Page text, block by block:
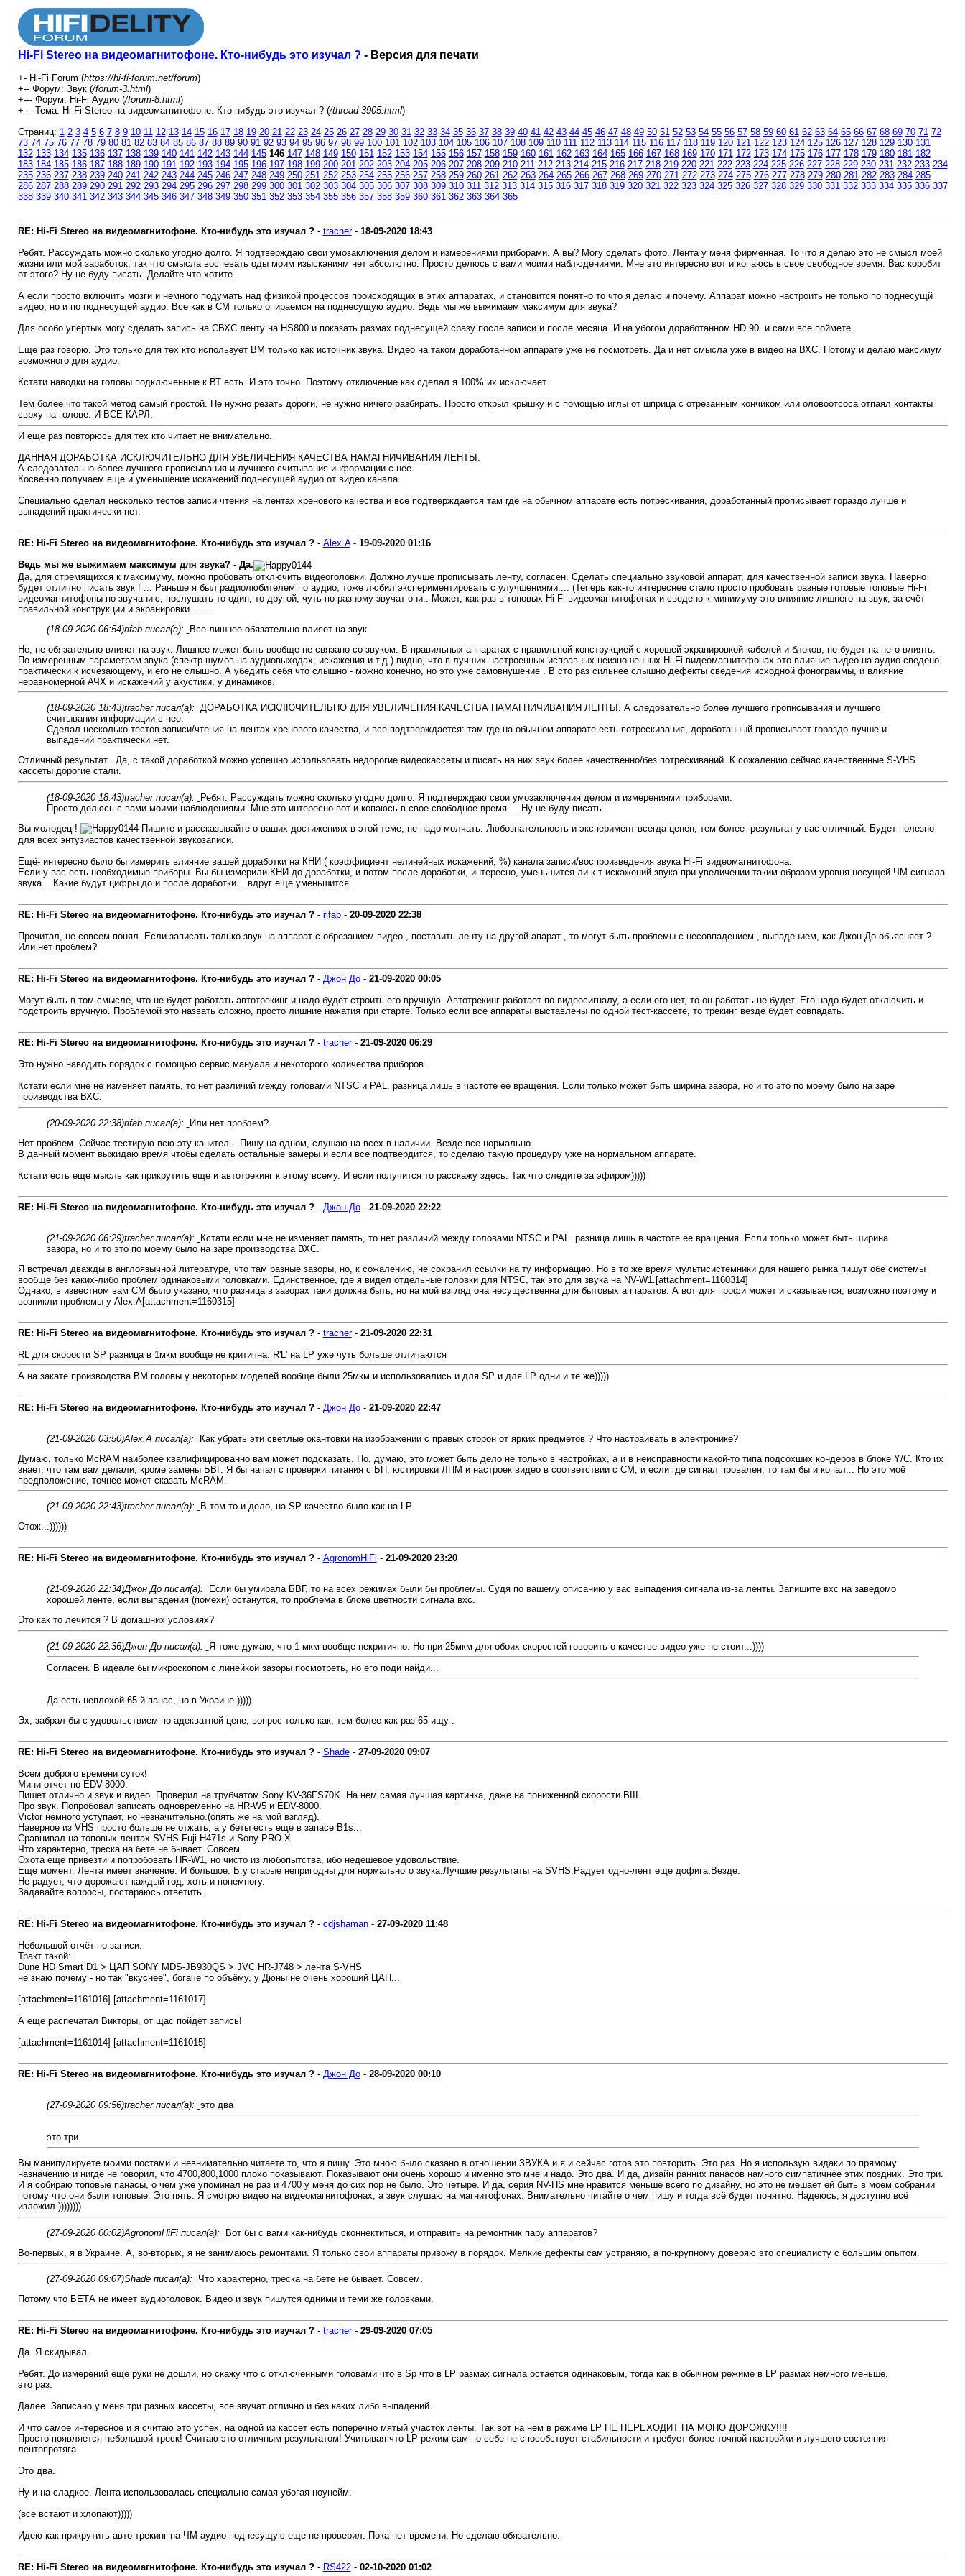
Hi-Fi Stereo на видеомагнитофоне. Кто-нибудь это изучал ? - Версия для печати
+- Hi-Fi Forum (https://hi-fi-forum.net/forum)
+-- Форум: Звук (/forum-3.html)
+--- Форум: Hi-Fi Аудио (/forum-8.html)
+--- Тема: Hi-Fi Stereo на видеомагнитофоне. Кто-нибудь это изучал ? (/thread-3905.html)
Страниц: 1 2 3 4 5 6 7 8 9 10 11 12 13 14 15 16 17 18 19 20 21 22 23 24 25 26 27 28 29 30 31 32 33 34 35 36 37 38 39 40 41 42 43 44 45 46 47 48 49 50 51 52 53 54 55 56 57 58 59 60 61 62 63 64 65 66 67 68 69 70 71 72
73 74 75 76 77 78 79 80 81 82 83 84 85 86 87 88 89 90 91 92 93 94 95 96 97 98 99 100 101 102 103 104 105 106 107 108 109 110 111 112 113 114 115 116 117 118 119 120 121 122 123 124 125 126 127 128 129 130 131
132 133 134 135 136 137 138 139 140 141 142 143 144 145 146 147 148 149 150 151 152 153 154 155 156 157 158 159 160 161 162 163 164 165 166 167 168 169 170 171 172 173 174 175 176 177 178 179 180 181 182
183 184 185 186 187 188 189 190 191 192 193 194 195 196 197 198 199 200 201 202 203 204 205 206 207 208 209 210 211 212 213 214 215 216 217 218 219 220 221 222 223 224 225 226 227 228 229 230 231 232 233 234
235 236 237 238 239 240 241 242 243 244 245 246 247 248 249 250 251 252 253 254 255 256 257 258 259 260 261 262 263 264 265 266 267 268 269 270 271 272 273 274 275 276 277 278 279 280 281 282 283 284 285
286 287 288 289 290 291 292 293 294 295 296 297 298 299 300 301 302 303 304 305 306 307 308 309 310 311 312 313 314 315 316 317 318 319 320 321 322 323 324 325 326 327 328 329 330 331 332 333 334 335 336 337
338 339 340 341 342 343 344 345 346 347 348 349 350 351 352 353 354 355 356 357 358 359 360 361 362 363 364 365
RE: Hi-Fi Stereo на видеомагнитофоне. Кто-нибудь это изучал ?- tracher- 18-09-2020 18:43
Ребят. Рассуждать можно сколько угодно долго. Я подтверждаю свои умозаключения делом и измерениями приборами. А вы? Могу сделать фото. Лента у меня фирменная. То что я делаю это не смысл моей
жизни или мой заработок, так что смысла воспевать оды моим изысканиям нет абсолютно. Просто делюсь с вами моими наблюдениями. Мне это интересно вот и копаюсь в свое свободное время. Вас коробит
от этого? Ну не буду писать. Делайте что хотите.
А если просто включить мозги и немного подумать над физикой процессов происходящих в этих аппаратах, и становится понятно то что я делаю и почему. Аппарат можно настроить не только по поднесущй
видео, но и по поднесущей аудио. Все как в СМ только опираемся на поднесущую аудио. Ведь мы же выжимаем максимум для звука?
Для особо упертых могу сделать запись на СВХС ленту на HS800 и показать размах поднесущей сразу после записи и после месяца. И на убогом доработанном HD 90. и сами все поймете.
Еще раз говорю. Это только для тех кто использует ВМ только как источник звука. Видео на таком доработанном аппарате уже не посмотреть. Да и нет смысла уже в видео на ВХС. Потому и делаю максимум
возможного для аудио.
Кстати наводки на головы подключенные к ВТ есть. И это точно. Поэтому отключение как сделал я 100% их исключает.
Тем более что такой метод самый простой. Не нужно резать дороги, не нужно ничего разбирать. Просто открыл крышку и с помощью иглы от шприца с отрезанным кончиком или оловоотсоса отпаял контакты
сврху на голове. И ВСЕ КАРЛ.
И еще раз повторюсь для тех кто читает не внимательно.
ДАННАЯ ДОРАБОТКА ИСКЛЮЧИТЕЛЬНО ДЛЯ УВЕЛИЧЕНИЯ КАЧЕСТВА НАМАГНИЧИВАНИЯ ЛЕНТЫ.
А следовательно более лучшего прописывания и лучшего считывания информации с нее.
Косвенно получаем еще и уменьшение искажений поднесущей аудио от видео канала.
Специально сделал несколько тестов записи чтения на лентах хренового качества и все подтверждается там где на обычном аппарате есть потрескивания, доработанный прописывает гораздо лучше и
выпадений практически нет.
RE: Hi-Fi Stereo на видеомагнитофоне. Кто-нибудь это изучал ?- Alex.A- 19-09-2020 01:16
Ведь мы же выжимаем максимум для звука? - Да.
Да, для стремящихся к максимуму, можно пробовать отключить видеоголовки. Должно лучше прописывать ленту, согласен. Сделать специально звуковой аппарат, для качественной записи звука. Наверно
будет отлично писать звук ! ... Раньше я был радиолюбителем по аудио, тоже любил экспериментировать с улучшениями.... (Теперь как-то интереснее стало просто пробовать разные готовые топовые Hi-Fi
видеомагнитофоны по звучанию, послушать то один, то другой, чуть по-разному звучат они.. Может, как раз в топовых Hi-Fi видеомагнитофонах и сведено к минимуму это влияние лишнего на звук, за счёт
правильной конструкции и экранировки.......
(18-09-2020 06:54)rifab писал(а):
Все лишнее обязательно влияет на звук.
Не, не обязательно влияет на звук. Лишнее может быть вообще не связано со звуком. В правильных аппаратах с правильной конструкцией с хорошей экранировкой кабелей и блоков, не будет на него влиять.
По измеренным параметрам звука (спектр шумов на аудиовыходах, искажения и т.д.) видно, что в лучших настроенных исправных неизношенных Hi-Fi видеомагнитофонах это влияние видео на аудио сведено
практически к исчезающему, и его не слышно. А убедить себя что слышно - можно конечно, но это уже самовнушение . В сто раз сильнее слышно дефекты сведения исходной фонограммы, и влияние
неравномерной АЧХ и искажений у акустики, у динамиков.
(18-09-2020 18:43)tracher писал(а): ДОРАБОТКА ИСКЛЮЧИТЕЛЬНО ДЛЯ УВЕЛИЧЕНИЯ КАЧЕСТВА НАМАГНИЧИВАНИЯ ЛЕНТЫ. А следовательно более лучшего прописывания и лучшего
считывания информации с нее.
Сделал несколько тестов записи/чтения на лентах хренового качества, и все подтверждается: там где на обычном аппарате есть потрескивания, доработанный прописывает гораздо лучше и
выпадений практически нет.
Отличный результат.. Да, с такой доработкой можно успешно использовать недорогие видеокассеты и писать на них звук более качественно/без потрескиваний. К сожалению сейчас качественные S-VHS
кассеты дорогие стали.
(18-09-2020 18:43)tracher писал(а):
Ребят. Рассуждать можно сколько угодно долго. Я подтверждаю свои умозаключения делом и измерениями приборами.
Просто делюсь с вами моими наблюдениями. Мне это интересно вот и копаюсь в свое свободное время. .. Ну не буду писать.
Вы молодец !
Пишите и рассказывайте о ваших достижениях в этой теме, не надо молчать. Любознательность и эксперимент всегда ценен, тем более- результат у вас отличный. Будет полезно
для всех энтузиастов качественной звукозаписи.
Ещё- интересно было бы измерить влияние вашей доработки на КНИ ( коэффициент нелинейных искажений, %) канала записи/воспроизведения звука Hi-Fi видеомагнитофона.
Если у вас есть необходимые приборы -Вы бы измерили КНИ до доработки, и потом после доработки, интересно, уменьшится ли к-т искажений звука при увеличении таким образом уровня несущей ЧМ-сигнала
звука... Какие будут цифры до и после доработки... вдруг ещё уменьшится.
RE: Hi-Fi Stereo на видеомагнитофоне. Кто-нибудь это изучал ?- rifab- 20-09-2020 22:38
Прочитал, не совсем понял. Если записать только звук на аппарат с обрезанием видео , поставить ленту на другой апарат , то могут быть проблемы с несовпадением , выпадением, как Джон До обьясняет ?
Или нет проблем?
RE: Hi-Fi Stereo на видеомагнитофоне. Кто-нибудь это изучал ?- Джон До- 21-09-2020 00:05
Могут быть в том смысле, что не будет работать автотрекинг и надо будет строить его вручную. Автотрекинг работает по видеосигналу, а если его нет, то он работать не будет. Его надо будет отключить и
подстроить вручную. Проблемой это назвать сложно, просто лишние нажатия при старте. Только если все аппараты выставлены по одной тест-кассете, то трекинг везде будет совпадать.
RE: Hi-Fi Stereo на видеомагнитофоне. Кто-нибудь это изучал ?- tracher- 21-09-2020 06:29
Это нужно наводить порядок с помощью сервис мануала и некоторого количества приборов.
Кстати если мне не изменяет память, то нет различий между головами NTSC и PAL. разница лишь в частоте ее вращения. Если только может быть ширина зазора, но и то это по моему было на заре
производства ВХС.
(20-09-2020 22:38)rifab писал(а):
Или нет проблем?
Нет проблем. Сейчас тестирую всю эту канитель. Пишу на одном, слушаю на всех в наличии. Везде все нормально.
В данный момент выжидаю время чтобы сделать остальные замеры и если все подтвердится, то сделаю такую процедуру уже на нормальном аппарате.
Кстати есть еще мысль как прикрутить еще и автотрекинг к этому всему. И если получится то расскажу здесь. Так что следите за эфиром)))))
RE: Hi-Fi Stereo на видеомагнитофоне. Кто-нибудь это изучал ?- Джон До- 21-09-2020 22:22
(21-09-2020 06:29)tracher писал(а):
Кстати если мне не изменяет память, то нет различий между головами NTSC и PAL. разница лишь в частоте ее вращения. Если только может быть ширина
зазора, но и то это по моему было на заре производства ВХС.
Я встречал дважды в англоязычной литературе, что там разные зазоры, но, к сожалению, не сохранил ссылки на ту информацию. Но в то же время мультисистемники для нашего рынка пишут обе системы
вообще без каких-либо проблем одинаковыми головками. Единственное, где я видел отдельные головки для NTSC, так это для звука на NV-W1.[attachment=1160314]
Однако, в известном вам СМ было указано, что разница в зазорах таки должна быть, но на мой взгляд она несущественна для бытовых аппаратов. А вот для профи может и сказывается, возможно поэтому и
возникли проблемы у Alex.A[attachment=1160315]
RE: Hi-Fi Stereo на видеомагнитофоне. Кто-нибудь это изучал ?- tracher- 21-09-2020 22:31
RL для скорости SP разница в 1мкм вообще не критична. R'L' на LP уже чуть больше отличаются
А на закате производства ВМ головы у некоторых моделей вообще были 25мкм и использовались и для SP и для LP одни и те же)))))
RE: Hi-Fi Stereo на видеомагнитофоне. Кто-нибудь это изучал ?- Джон До- 21-09-2020 22:47
(21-09-2020 03:50)Alex.A писал(а):
Как убрать эти светлые окантовки на изображении с правых сторон от ярких предметов ? Что настраивать в электронике?
Думаю, только McRAM наиболее квалифицированно вам может подсказать. Но, думаю, это может быть дело не только в настройках, а и в неисправности какой-то типа подсохших кондеров в блоке Y/C. Кто их
знает, что там вам делали, кроме замены БВГ. Я бы начал с проверки питания с БП, юстировки ЛПМ и настроек видео в соответствии с СМ, и если где сигнал провален, то там бы и копал... Но это моё
предположение, точнее может сказать McRAM.
(21-09-2020 22:43)tracher писал(а):
В том то и дело, на SP качество было как на LP.
Отож...))))))
RE: Hi-Fi Stereo на видеомагнитофоне. Кто-нибудь это изучал ?- AgronomHiFi - 21-09-2020 23:20
(21-09-2020 22:34)Джон До писал(а):
Если бы умирала БВГ, то на всех режимах были бы проблемы. Судя по вашему описанию у вас выпадения сигнала из-за ленты. Запишите вхс на заведомо
хорошей ленте, если выпадения (помехи) останутся, то проблема в блоке цветности сигнала вхс.
Это как то лечится ? В домашних условиях?
(21-09-2020 22:36)Джон До писал(а):
Я тоже думаю, что 1 мкм вообще некритично. Но при 25мкм для обоих скоростей говорить о качестве видео уже не стоит...))))
Согласен. В идеале бы микроскопом с линейкой зазоры посмотреть, но его поди найди...
Да есть неплохой 65-й панас, но в Украине.)))))
Эх, забрал бы с удовольствием по адекватной цене, вопрос только как, тем более как раз 65 ищу .
RE: Hi-Fi Stereo на видеомагнитофоне. Кто-нибудь это изучал ?- Shade- 27-09-2020 09:07
Всем доброго времени суток!
Мини отчет по EDV-8000.
Пишет отлично и звук и видео. Проверил на трубчатом Sony KV-36FS70K. На нем самая лучшая картинка, даже на пониженной скорости BIII.
Про звук. Попробовал записать одновременно на HR-W5 и EDV-8000.
Victor немного уступает, но незначительно.(опять же на мой взгляд).
Наверное из VHS просто больше не отжать, а у беты есть еще в запасе B1s...
Сравнивал на топовых лентах SVHS Fuji H471s и Sony PRO-X.
Что характерно, треска на бете не бывает. Совсем.
Охота еще привезти и попробовать HR-W1, но чисто из любопытства, ибо недешевое удовольствие.
Еще момент. Лента имеет значение. И большое. Б.у старые непригодны для нормального звука.Лучшие результаты на SVHS.Радует одно-лент еще дофига.Везде.
Не радует, что дорожают каждый год, хоть и понемногу.
Задавайте вопросы, постараюсь ответить.
RE: Hi-Fi Stereo на видеомагнитофоне. Кто-нибудь это изучал ?- cdjshaman- 27-09-2020 11:48
Небольшой отчёт по записи.
Тракт такой:
Dune HD Smart D1 > ЦАП SONY MDS-JB930QS > JVC HR-J748 > лента S-VHS
не знаю почему - но так "вкуснее", богаче по объёму, у Дюны не очень хороший ЦАП...
[attachment=1161016] [attachment=1161017]
А еще распечатал Викторы, от щас пойдёт запись!
[attachment=1161014] [attachment=1161015]
RE: Hi-Fi Stereo на видеомагнитофоне. Кто-нибудь это изучал ?- Джон До- 28-09-2020 00:10
(27-09-2020 09:56)tracher писал(а): это два
это три.
Вы манипулируете моими постами и невнимательно читаете то, что я пишу. Это мною было сказано в отношении ЗВУКА и я и сейчас готов это повторить. Это раз. Но я использую видаки по прямому
назначению и нигде не говорил, что 4700,800,1000 плохо показывают. Показывают они очень хорошо и именно это мне и надо. Это два. И да, дизайн ранних панасов намного симпатичнее этих поздних. Это три.
И я собираю топовые панасы, о чем уже упоминал не раз и 4700 у меня до сих пор не было. Это четыре. И да, серия NV-HS мне нравится меньше всего по дизайну, но это не мешает ей быть в моем собрании
потому что они были топовые. Это пять. Я смотрю видео на видеомагнитофонах, а звук слушаю на магнитофонах. Внимательно читайте о чем пишу и тогда всё будет понятно. Надеюсь, я доступно всё
изложил.))))))))
(27-09-2020 00:02)AgronomHiFi писал(а):
Вот бы с вами как-нибудь сконнектиться, и отправить на ремонтник пару аппаратов?
Во-первых, я в Украине. А, во-вторых, я не занимаюсь ремонтами. Я только свои аппараты привожу в порядок. Мелкие дефекты сам устраняю, а по-крупному доверяю это специалисту с большим опытом.
(27-09-2020 09:07)Shade писал(а):
Что характерно, треска на бете не бывает. Совсем.
Потому что БЕТА не имеет аудиоголовок. Видео и звук пишутся одними и теми же головками.
RE: Hi-Fi Stereo на видеомагнитофоне. Кто-нибудь это изучал ?- tracher- 29-09-2020 07:05
Да. Я скидывал.
Ребят. До измерений еще руки не дошли, но скажу что с отключенными головами что в Sp что в LP размах сигнала остается одинаковым, тогда как в обычном режиме в LP размах немного меньше.
это раз.
Далее. Записано у меня три разных кассеты, все звучат отлично и без каких либо выпадений.
И что самое интересное и я считаю это успех, на одной из кассет есть поперечно мятый участок ленты. Так вот на нем в режиме LP НЕ ПЕРЕХОДИТ НА МОНО ДОРОЖКУ!!!!
Просто появляется небольшой треск! Считаю это отличным результатом! Учитывая что LP режим сам по себе не способствует стабильности и требует более точной настройки и лучшего состояния
лентопротяга.
Это два.
Ну и на сладкое. Лента использовалась специально самая убогая ноунейм.
(все встают и хлопают)))))
Идею как прикрутить авто трекинг на ЧМ аудио поднесущую еще не проверил. Пока нет времени. Но сделаю обязательно.
RE: Hi-Fi Stereo на видеомагнитофоне. Кто-нибудь это изучал ?- RS422- 02-10-2020 01:02